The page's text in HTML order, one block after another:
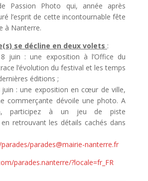
Passion Photo qui, année après
l’esprit de cette incontournable fête
à Nanterre.
se décline en deux volets :
juin : une exposition à l’Office du
l’évolution du festival et les temps
éditions ;
: une exposition en cœur de ville,
commerçante dévoile une photo. A
participez à un jeu de piste
retrouvant les détails cachés dans
/parades@mairie-nanterre.fr
parades.nanterre/?locale=fr_FR